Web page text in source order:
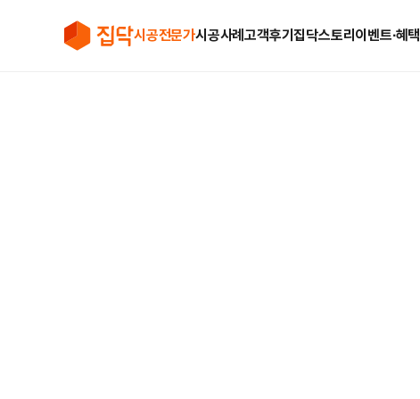
시공전문가시공사례고객후기집닥스토리 이벤트∙혜택